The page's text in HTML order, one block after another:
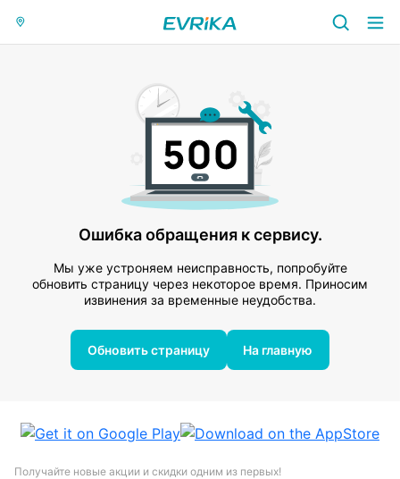
Ошибка обращения к сервису.
Мы уже устроняем неисправность, попробуйте
обновить страницу через некоторое время. Приносим
извинения за временные неудобства.
Обновить страницу На главную
Получайте новые акции и скидки одним из первых!